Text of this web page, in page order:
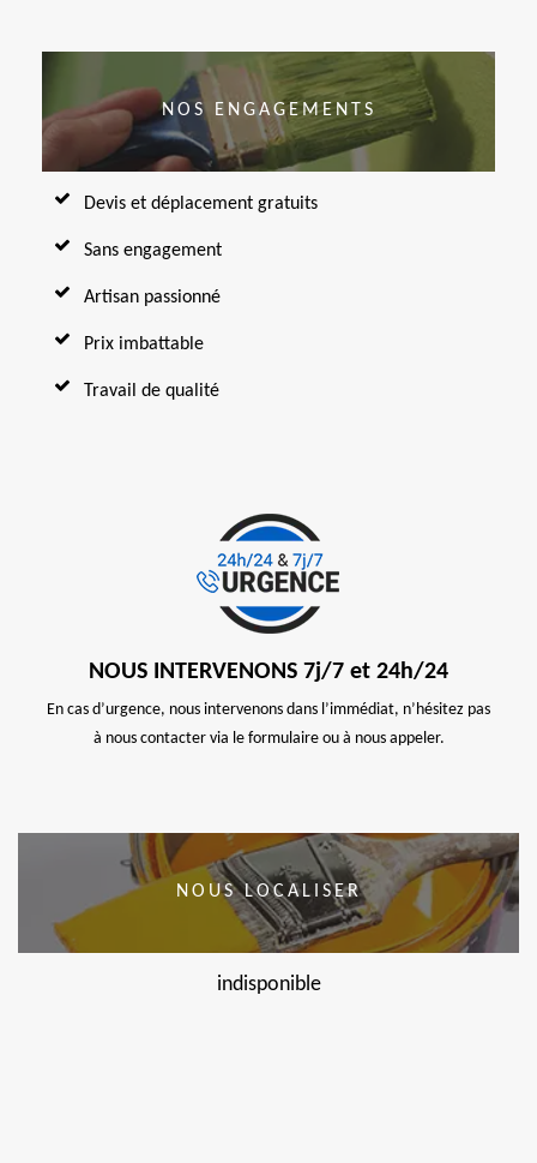
NOS ENGAGEMENTS
Devis et déplacement gratuits
Sans engagement
Artisan passionné
Prix imbattable
Travail de qualité
NOUS INTERVENONS 7j/7 et 24h/24
En cas d’urgence, nous intervenons dans l’immédiat, n’hésitez pas
à nous contacter via le formulaire ou à nous appeler.
NOUS LOCALISER
indisponible